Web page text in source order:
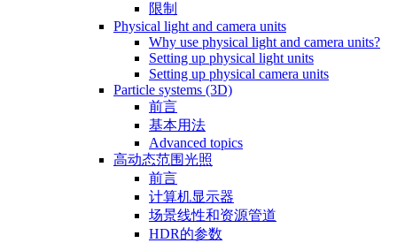
限制
Physical light and camera units
Why use physical light and camera units?
Setting up physical light units
Setting up physical camera units
Particle systems (3D)
前言
基本用法
Advanced topics
高动态范围光照
前言
计算机显示器
场景线性和资源管道
HDR的参数